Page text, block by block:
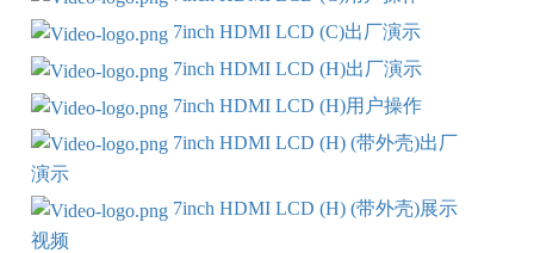
7inch HDMI LCD (C)出厂演示
7inch HDMI LCD (H)出厂演示
7inch HDMI LCD (H)用户操作
7inch HDMI LCD (H) (带外壳)出厂
演示
7inch HDMI LCD (H) (带外壳)展示
视频